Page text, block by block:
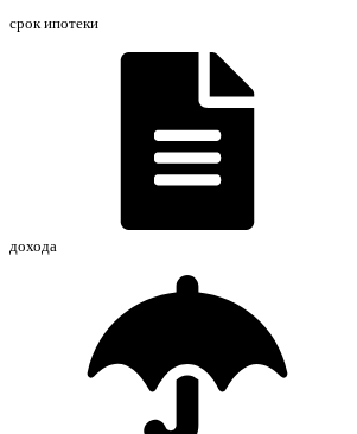
срок ипотеки
дохода